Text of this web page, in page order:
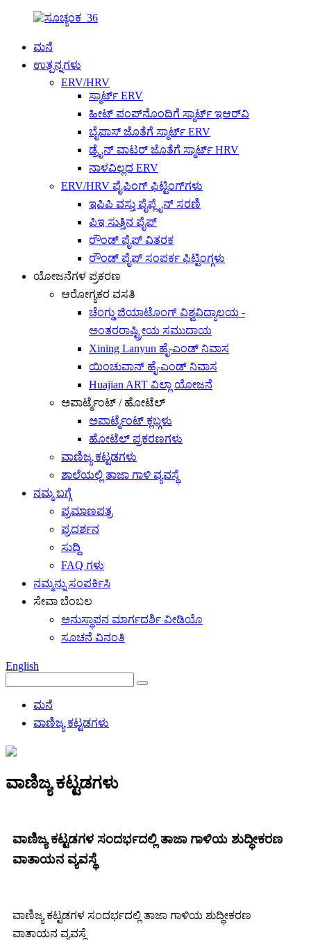
ಮನೆ
ಉತ್ಪನ್ನಗಳು
ERV/HRV
ಸ್ಮಾರ್ಟ್ ERV
ಹೀಟ್ ಪಂಪ್‌ನೊಂದಿಗೆ ಸ್ಮಾರ್ಟ್ ಇಆರ್‌ವಿ
ಬೈಪಾಸ್ ಜೊತೆಗೆ ಸ್ಮಾರ್ಟ್ ERV
ಡ್ರೈನ್ ವಾಟರ್ ಜೊತೆಗೆ ಸ್ಮಾರ್ಟ್ HRV
ನಾಳವಿಲ್ಲದ ERV
ERV/HRV ಪೈಪಿಂಗ್ ಫಿಟ್ಟಿಂಗ್‌ಗಳು
ಇಪಿಪಿ ವಸ್ತು ಪೈಪ್ಲೈನ್ ​​ಸರಣಿ
ಪಿಇ ಸುತ್ತಿನ ಪೈಪ್
ರೌಂಡ್ ಪೈಪ್ ವಿತರಕ
ರೌಂಡ್ ಪೈಪ್ ಸಂಪರ್ಕ ಫಿಟ್ಟಿಂಗ್ಗಳು
ಯೋಜನೆಗಳ ಪ್ರಕರಣ
ಆರೋಗ್ಯಕರ ವಸತಿ
ಚೆಂಗ್ಡು ಜಿಯಾಟೊಂಗ್ ವಿಶ್ವವಿದ್ಯಾಲಯ -
ಅಂತರರಾಷ್ಟ್ರೀಯ ಸಮುದಾಯ
Xining Lanyun ಹೈ-ಎಂಡ್ ನಿವಾಸ
ಯಿಂಚುವಾನ್ ಹೈ-ಎಂಡ್ ನಿವಾಸ
Huajian ART ವಿಲ್ಲಾ ಯೋಜನೆ
ಅಪಾರ್ಟ್ಮೆಂಟ್ / ಹೋಟೆಲ್
ಅಪಾರ್ಟ್ಮೆಂಟ್ ಕ್ಲಬ್ಗಳು
ಹೋಟೆಲ್ ಪ್ರಕರಣಗಳು
ವಾಣಿಜ್ಯ ಕಟ್ಟಡಗಳು
ಶಾಲೆಯಲ್ಲಿ ತಾಜಾ ಗಾಳಿ ವ್ಯವಸ್ಥೆ
ನಮ್ಮ ಬಗ್ಗೆ
ಪ್ರಮಾಣಪತ್ರ
ಪ್ರದರ್ಶನ
ಸುದ್ದಿ
FAQ ಗಳು
ನಮ್ಮನ್ನು ಸಂಪರ್ಕಿಸಿ
ಸೇವಾ ಬೆಂಬಲ
ಅನುಸ್ಥಾಪನ ಮಾರ್ಗದರ್ಶಿ ವೀಡಿಯೊ
ಸೂಚನೆ ವಿನಂತಿ
English
ಮನೆ
ವಾಣಿಜ್ಯ ಕಟ್ಟಡಗಳು
ವಾಣಿಜ್ಯ ಕಟ್ಟಡಗಳು
ವಾಣಿಜ್ಯ ಕಟ್ಟಡಗಳ ಸಂದರ್ಭದಲ್ಲಿ ತಾಜಾ ಗಾಳಿಯ ಶುದ್ಧೀಕರಣ
ವಾತಾಯನ ವ್ಯವಸ್ಥೆ
ವಾಣಿಜ್ಯ ಕಟ್ಟಡಗಳ ಸಂದರ್ಭದಲ್ಲಿ ತಾಜಾ ಗಾಳಿಯ ಶುದ್ಧೀಕರಣ
ವಾತಾಯನ ವ್ಯವಸ್ಥೆ